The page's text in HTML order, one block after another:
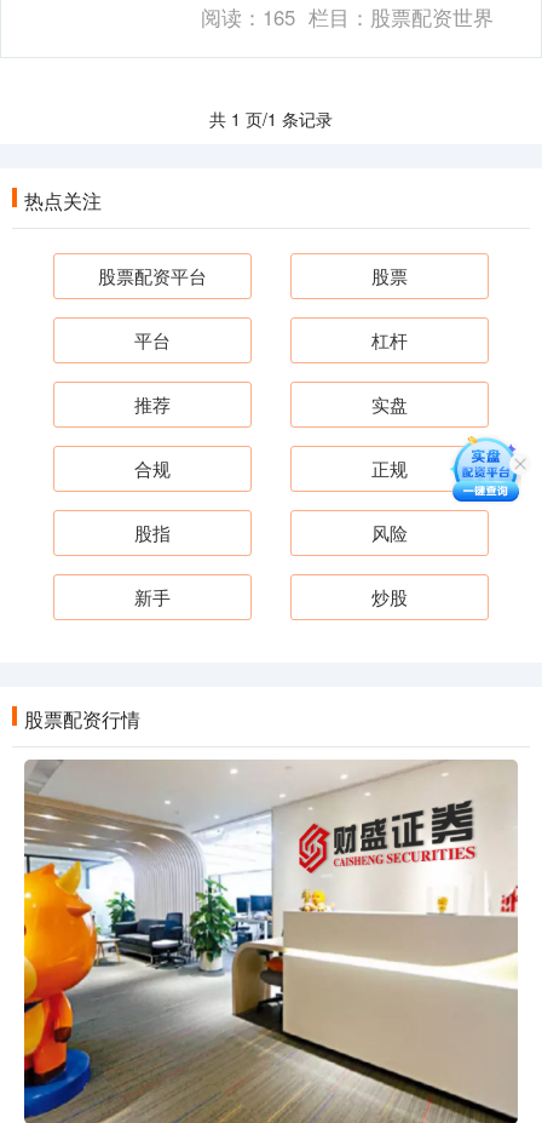
于银行存....
阅读： 165 栏目： 股票配资世界
共 1 页/1 条记录
热点关注
股票配资平台 股票
平台 杠杆
推荐 实盘
合规 正规
股指 风险
新手 炒股
股票配资行情